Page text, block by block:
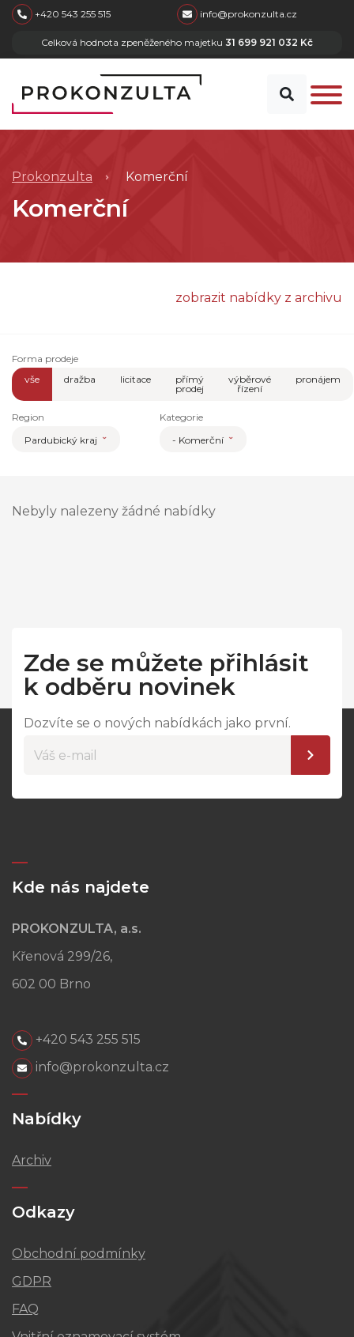
skip to main content
+420 543 255 515 info@prokonzulta.cz
Celková hodnota zpeněženého majetku 31 699 921 032 Kč
Prokonzulta Komerční
Komerční
zobrazit nabídky z archivu
Forma prodeje
vše
dražba licitace
přímý
prodej
výběrové
řízení
pronájem
Region
Pardubický kraj
Kategorie
- Komerční
Nebyly nalezeny žádné nabídky
Zde se můžete přihlásit
k odběru novinek
Dozvíte se o nových nabídkách jako první.
Kde nás najdete
PROKONZULTA, a.s.
Křenová 299/26,
602 00 Brno
+420 543 255 515
info@prokonzulta.cz
Nabídky
Archiv
Odkazy
Obchodní podmínky
GDPR
FAQ